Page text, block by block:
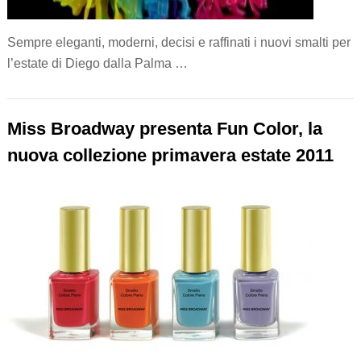
Sempre eleganti, moderni, decisi e raffinati i nuovi smalti per
l’estate di Diego dalla Palma …
Miss Broadway presenta Fun Color, la
nuova collezione primavera estate 2011